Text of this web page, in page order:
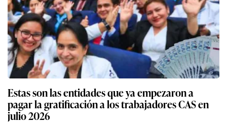
Estas son las entidades que ya empezaron a
pagar la gratificación a los trabajadores CAS en
julio 2026